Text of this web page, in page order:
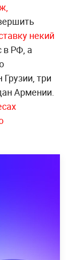
некий
в РФ, а
три
Армении.